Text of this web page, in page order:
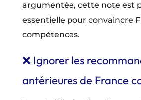
argumentée, cette note est
essentielle pour convaincre
compétences.
❌ Ignorer les
antérieures de France